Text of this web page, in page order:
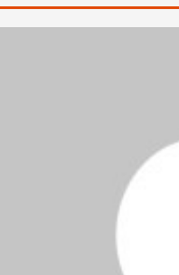
נעלי כביש Salomon AERO GLIDE 3